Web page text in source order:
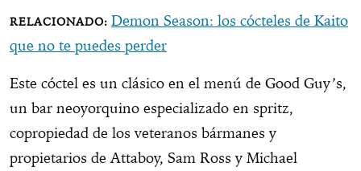
Demon Season: los cócteles de Kaito
que no te puedes perder
Este cóctel es un clásico en el menú de Good Guy’s,
un bar neoyorquino especializado en spritz,
copropiedad de los veteranos bármanes y
propietarios de Attaboy, Sam Ross y Michael